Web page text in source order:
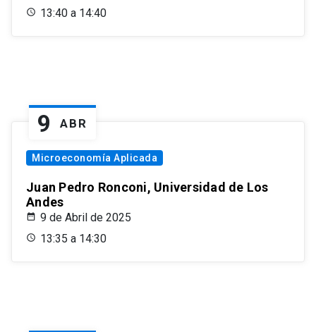
13:40 a 14:40
9 ABR
Microeconomía Aplicada
Juan Pedro Ronconi, Universidad de Los
Andes
9 de Abril de 2025
13:35 a 14:30